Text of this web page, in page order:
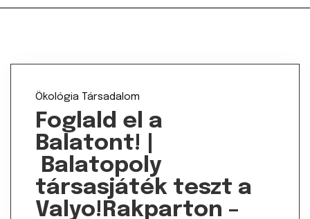
Ökológia Társadalom
Foglald el a
Balatont! |
Balatopoly
társasjáték teszt a
Valyo!Rakparton –